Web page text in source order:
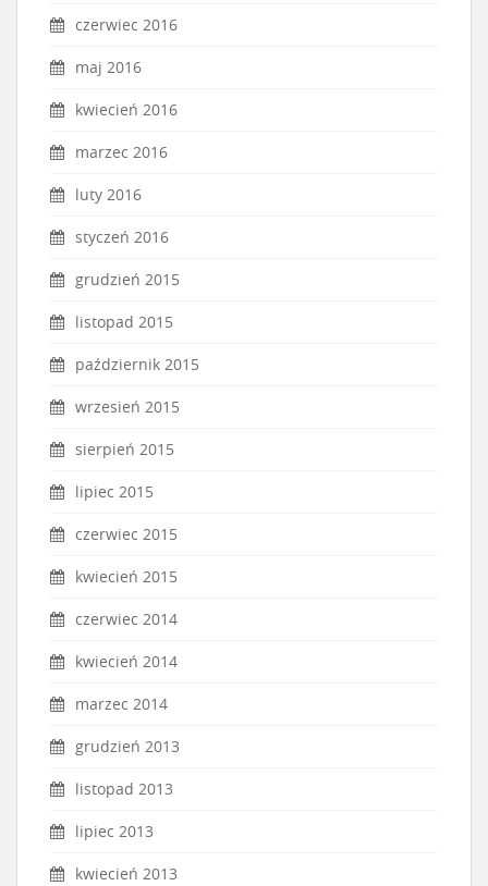
czerwiec 2016
maj 2016
kwiecień 2016
marzec 2016
luty 2016
styczeń 2016
grudzień 2015
listopad 2015
październik 2015
wrzesień 2015
sierpień 2015
lipiec 2015
czerwiec 2015
kwiecień 2015
czerwiec 2014
kwiecień 2014
marzec 2014
grudzień 2013
listopad 2013
lipiec 2013
kwiecień 2013